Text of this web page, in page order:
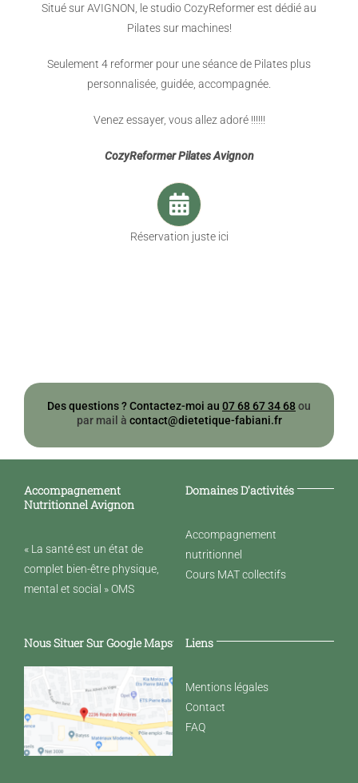
Situé sur AVIGNON, le studio CozyReformer est dédié au
Pilates sur machines!
Seulement 4 reformer pour une séance de Pilates plus
personnalisée, guidée, accompagnée.
Venez essayer, vous allez adoré !!!!!!
CozyReformer Pilates Avignon
Réservation juste ici
Des questions ?Contactez-moi au 07 68 67 34 68ou
par mail à contact@dietetique-fabiani.fr
Accompagnement
Nutritionnel Avignon
« La santé est un état de
complet bien-être physique,
mental et social » OMS
Domaines D’activités
Accompagnement
nutritionnel
Cours MAT collectifs
Nous Situer Sur Google Maps Liens
Mentions légales
Contact
FAQ